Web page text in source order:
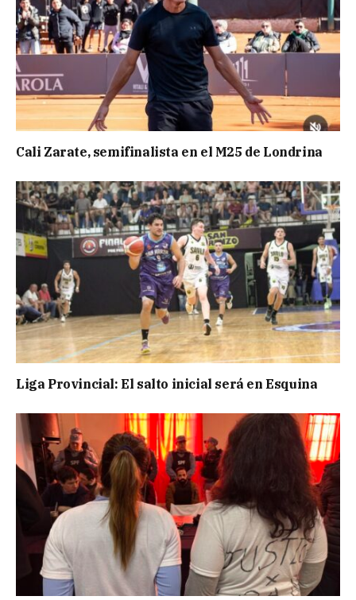
Cali Zarate, semifinalista en el M25 de Londrina
Liga Provincial: El salto inicial será en Esquina